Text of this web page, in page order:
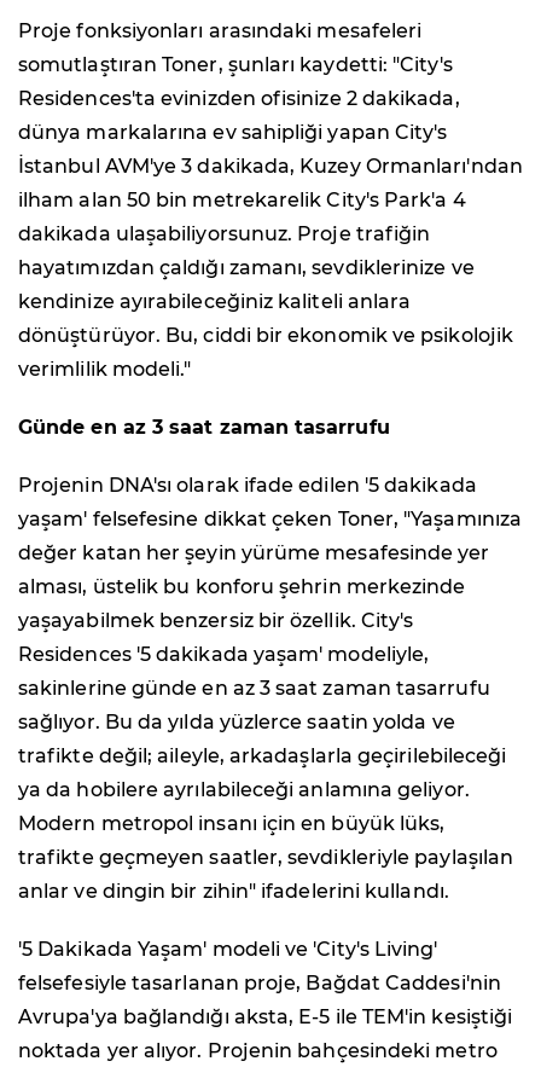
Proje fonksiyonları arasındaki mesafeleri
somutlaştıran Toner, şunları kaydetti: "City's
Residences'ta evinizden ofisinize 2 dakikada,
dünya markalarına ev sahipliği yapan City's
İstanbul AVM'ye 3 dakikada, Kuzey Ormanları'ndan
ilham alan 50 bin metrekarelik City's Park'a 4
dakikada ulaşabiliyorsunuz. Proje trafiğin
hayatımızdan çaldığı zamanı, sevdiklerinize ve
kendinize ayırabileceğiniz kaliteli anlara
dönüştürüyor. Bu, ciddi bir ekonomik ve psikolojik
verimlilik modeli."
Günde en az 3 saat zaman tasarrufu
Projenin DNA'sı olarak ifade edilen '5 dakikada
yaşam' felsefesine dikkat çeken Toner, "Yaşamınıza
değer katan her şeyin yürüme mesafesinde yer
alması, üstelik bu konforu şehrin merkezinde
yaşayabilmek benzersiz bir özellik. City's
Residences '5 dakikada yaşam' modeliyle,
sakinlerine günde en az 3 saat zaman tasarrufu
sağlıyor. Bu da yılda yüzlerce saatin yolda ve
trafikte değil; aileyle, arkadaşlarla geçirilebileceği
ya da hobilere ayrılabileceği anlamına geliyor.
Modern metropol insanı için en büyük lüks,
trafikte geçmeyen saatler, sevdikleriyle paylaşılan
anlar ve dingin bir zihin" ifadelerini kullandı.
'5 Dakikada Yaşam' modeli ve 'City's Living'
felsefesiyle tasarlanan proje, Bağdat Caddesi'nin
Avrupa'ya bağlandığı aksta, E-5 ile TEM'in kesiştiği
noktada yer alıyor. Projenin bahçesindeki metro